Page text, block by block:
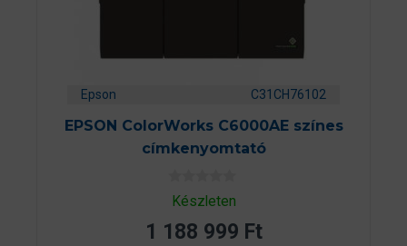
Epson C31CH76102
EPSON ColorWorks C6000AE színes
címkenyomtató
0
aKészleten
1 188 999 Ft